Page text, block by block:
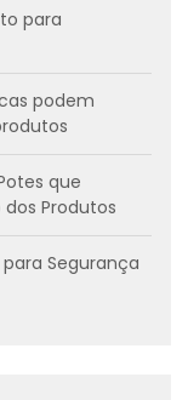
para
podem
que
Produtos
Segurança